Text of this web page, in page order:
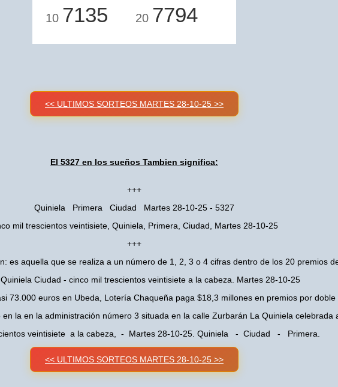
10 7135 20 7794
<< ULTIMOS SORTEOS MARTES 28-10-25 >>
El 5327 en los sueños Tambien significa:
+++
Quiniela Primera Ciudad Martes 28-10-25 - 5327
mil trescientos veintisiete, Quiniela, Primera, Ciudad, Martes 28-10-25
+++
es aquella que se realiza a un número de 1, 2, 3 o 4 cifras dentro de los 20 premios
Ciudad - cinco mil trescientos veintisiete a la cabeza. Martes 28-10-25
73.000 euros en Ubeda, Lotería Chaqueña paga $18,3 millones en premios por doble
la en la administración número 3 situada en la calle Zurbarán La Quiniela celebrada
veintisiete a la cabeza, - Martes 28-10-25. Quiniela - Ciudad - Primera.
<< ULTIMOS SORTEOS MARTES 28-10-25 >>